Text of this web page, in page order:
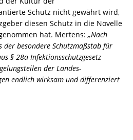
Schutz nicht gewährt wird,
diesen Schutz in die Novelle
hat. Mertens: „Nach
der besondere Schutzmaßstab für
§ 28a Infektionsschutzgesetz
der Landes-
endlich wirksam und differenziert